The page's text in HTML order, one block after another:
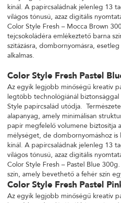
kínál. A papírcsaládnak jelenleg 13
világos tónusú, azaz digitális
Color Style Fresh – Mocca Brown
tejcsokoládéra emlékeztető barna
szitázásra, dombornyomásra,
alkalmas.
Color Style Fresh Pastel
Az egyik legjobb minőségű kreatív
legtöbb technológiánál
Style papírcsalád utódja.
alapanyag, amely minimálisan
papír megfelelő volumene biztosítja
mélységet, de dombornyomáshoz is
kínál. A papírcsaládnak jelenleg 13
világos tónusú, azaz digitális
Color Style Fresh – Pastel Blue
szín, amely bevethető a fehér szín
Color Style Fresh Pastel
Az egyik legjobb minőségű kreatív